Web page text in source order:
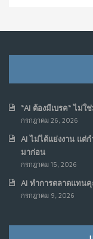
รัฐอาจเป็น
6
7
เมื่อรัฐบาลเ
ราชการไปต
NO
“AI ต้องมีเบรค“ ไม่ใ
กรกฎาคม 26, 2026
AI ไม่ได้แย่งงาน แต่
มาก่อน
กรกฎาคม 15, 2026
AI ทำการตลาดแทน
กรกฎาคม 9, 2026